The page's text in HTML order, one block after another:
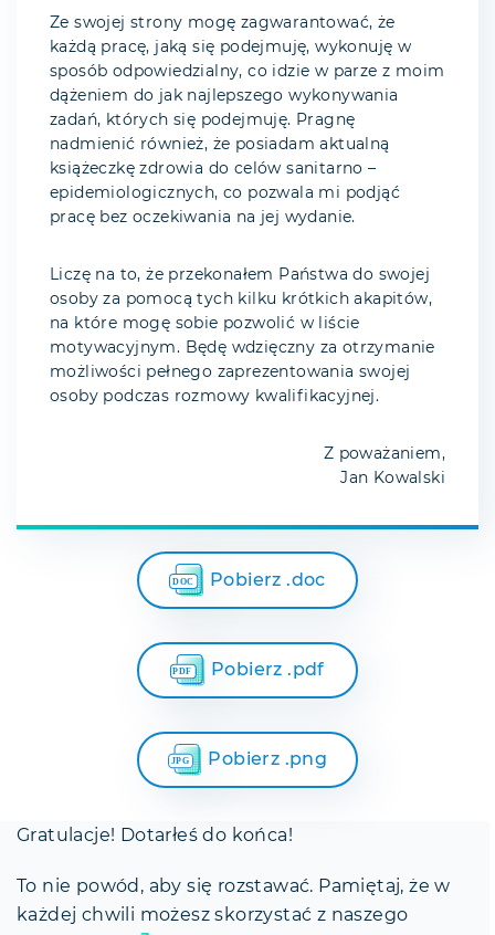
Ze swojej strony mogę zagwarantować, że
każdą pracę, jaką się podejmuję, wykonuję w
sposób odpowiedzialny, co idzie w parze z moim
dążeniem do jak najlepszego wykonywania
zadań, których się podejmuję. Pragnę
nadmienić również, że posiadam aktualną
książeczkę zdrowia do celów sanitarno –
epidemiologicznych, co pozwala mi podjąć
pracę bez oczekiwania na jej wydanie.
Liczę na to, że przekonałem Państwa do swojej
osoby za pomocą tych kilku krótkich akapitów,
na które mogę sobie pozwolić w liście
motywacyjnym. Będę wdzięczny za otrzymanie
możliwości pełnego zaprezentowania swojej
osoby podczas rozmowy kwalifikacyjnej.
Z poważaniem,
Jan Kowalski
Pobierz .doc
Pobierz .pdf
Pobierz .png
Gratulacje! Dotarłeś do końca!
To nie powód, aby się rozstawać. Pamiętaj, że w
każdej chwili możesz skorzystać z naszego